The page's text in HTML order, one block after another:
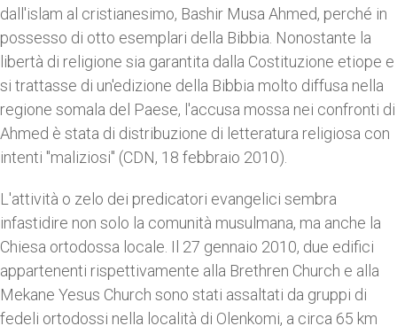
dall'islam al cristianesimo, Bashir Musa Ahmed, perché in
possesso di otto esemplari della Bibbia. Nonostante la
libertà di religione sia garantita dalla Costituzione etiope e
si trattasse di un'edizione della Bibbia molto diffusa nella
regione somala del Paese, l'accusa mossa nei confronti di
Ahmed è stata di distribuzione di letteratura religiosa con
intenti "maliziosi" (CDN, 18 febbraio 2010).
L'attività o zelo dei predicatori evangelici sembra
infastidire non solo la comunità musulmana, ma anche la
Chiesa ortodossa locale. Il 27 gennaio 2010, due edifici
appartenenti rispettivamente alla Brethren Church e alla
Mekane Yesus Church sono stati assaltati da gruppi di
fedeli ortodossi nella località di Olenkomi, a circa 65 km